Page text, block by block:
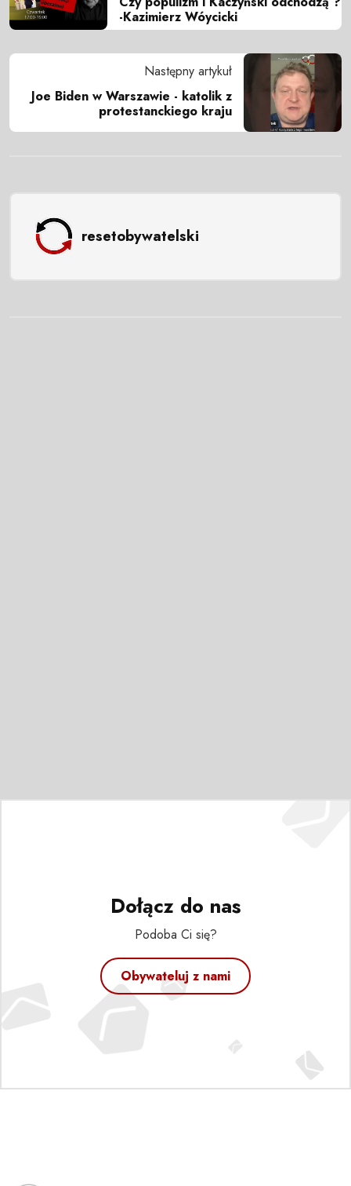
-Kazimierz Wóycicki
Następny artykuł
Joe Biden w Warszawie - katolik z
protestanckiego kraju
resetobywatelski
Dołącz do nas
Podoba Ci się?
Obywateluj z nami